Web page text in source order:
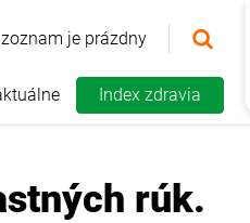
je prázdny
Index zdravia
rúk.